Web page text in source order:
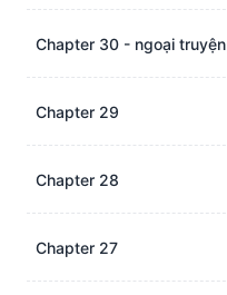
Chapter 30 - ngoại truyện
Chapter 29
Chapter 28
Chapter 27